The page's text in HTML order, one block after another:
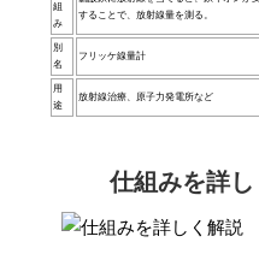
組
み
することで、放射線量を測る。
別
名
フリッケ線量計
用
途
放射線治療、原子力発電所など
仕組みを詳